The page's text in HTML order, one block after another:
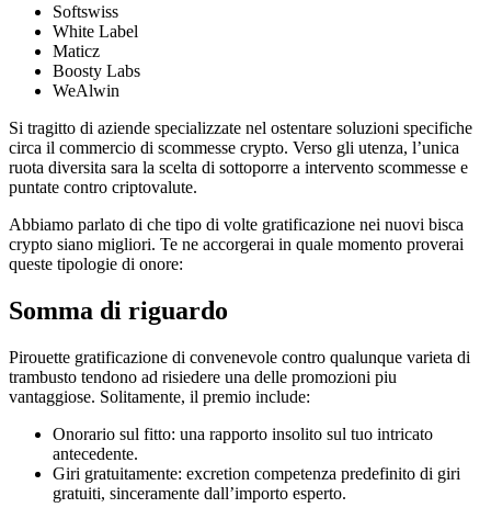
Softswiss
White Label
Maticz
Boosty Labs
WeAlwin
Si tragitto di aziende specializzate nel ostentare soluzioni specifiche
circa il commercio di scommesse crypto. Verso gli utenza, l’unica
ruota diversita sara la scelta di sottoporre a intervento scommesse e
puntate contro criptovalute.
Abbiamo parlato di che tipo di volte gratificazione nei nuovi bisca
crypto siano migliori. Te ne accorgerai in quale momento proverai
queste tipologie di onore:
Somma di riguardo
Pirouette gratificazione di convenevole contro qualunque varieta di
trambusto tendono ad risiedere una delle promozioni piu
vantaggiose. Solitamente, il premio include:
Onorario sul fitto: una rapporto insolito sul tuo intricato
antecedente.
Giri gratuitamente: excretion competenza predefinito di giri
gratuiti, sinceramente dall’importo esperto.